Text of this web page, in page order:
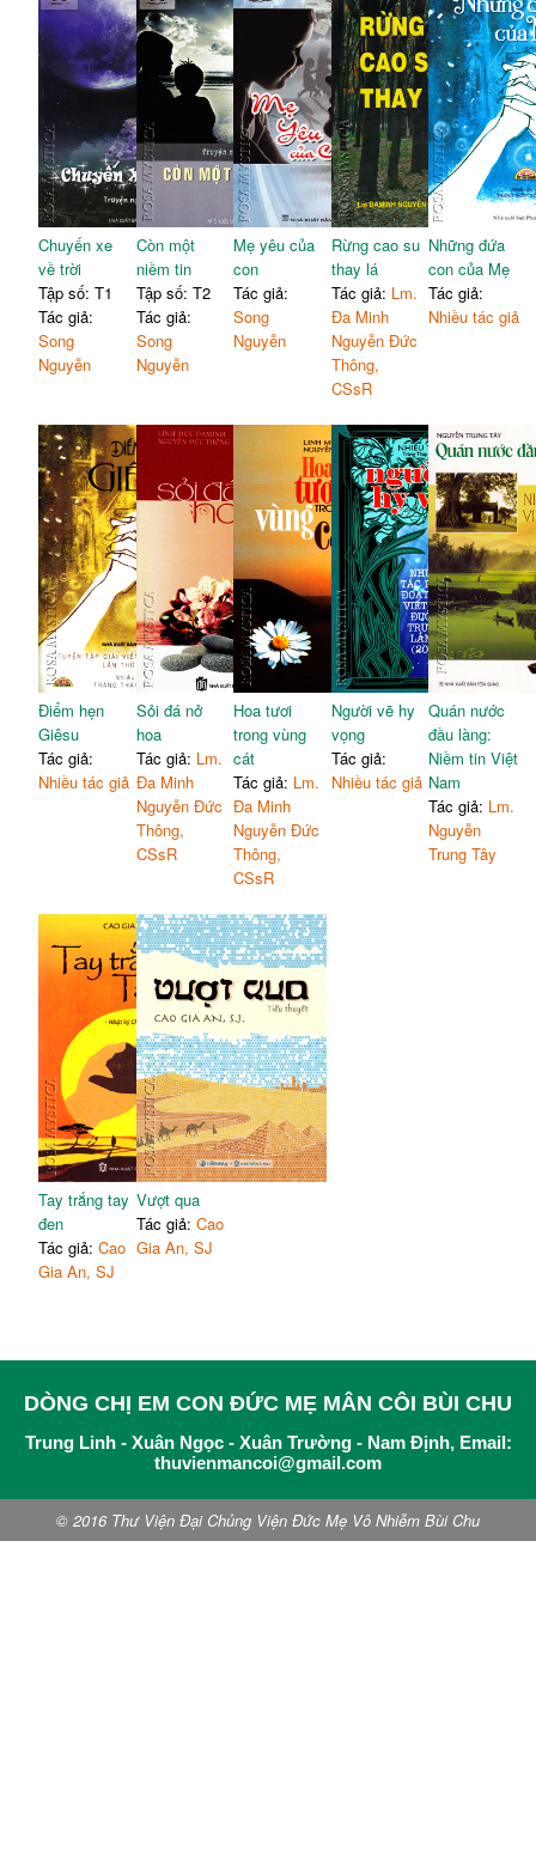
Chuyến xe
về trời
Tập số: T1
Tác giả:
Song
Nguyễn
Còn một
niềm tin
Tập số: T2
Tác giả:
Song
Nguyễn
Mẹ yêu của
con
Tác giả:
Song
Nguyễn
Rừng cao su
thay lá
Tác giả: Lm.
Đa Minh
Nguyễn Đức
Thông,
CSsR
Những đứa
con của Mẹ
Tác giả:
Nhiều tác giả
Điểm hẹn
Giêsu
Tác giả:
Nhiều tác giả
Sỏi đá nở
hoa
Tác giả: Lm.
Đa Minh
Nguyễn Đức
Thông,
CSsR
Hoa tươi
trong vùng
cát
Tác giả: Lm.
Đa Minh
Nguyễn Đức
Thông,
CSsR
Người vẽ hy
vọng
Tác giả:
Nhiều tác giả
Quán nước
đầu làng:
Niềm tin Việt
Nam
Tác giả: Lm.
Nguyễn
Trung Tây
Tay trắng tay
đen
Tác giả:Cao
Gia An, SJ
Vượt qua
Tác giả: Cao
Gia An, SJ
DÒNG CHỊ EM CON ĐỨC MẸ MÂN CÔI BÙI CHU
Trung Linh - Xuân Ngọc - Xuân Trường - Nam Định, Email:
thuvienmancoi@gmail.com
© 2016 Thư Viện Đại Chủng Viện Đức Mẹ Vô Nhiễm Bùi Chu